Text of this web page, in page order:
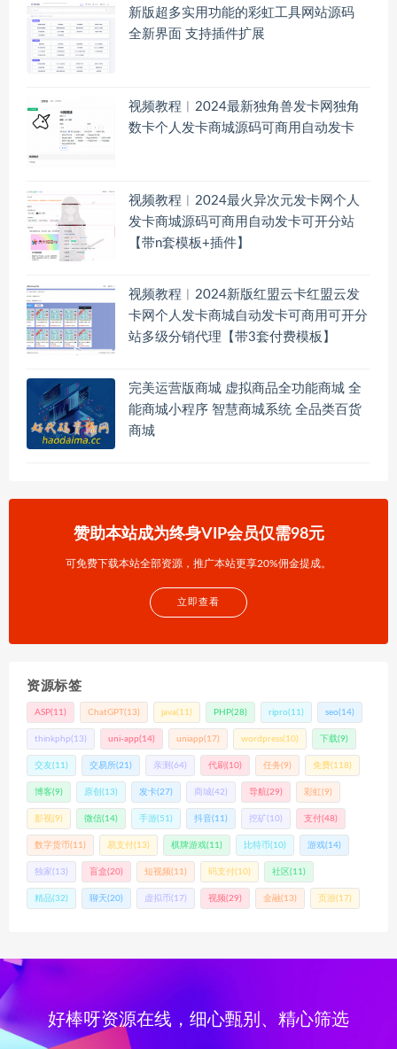
新版超多实用功能的彩虹工具网站源码
全新界面 支持插件扩展
视频教程︱2024最新独角兽发卡网独角
数卡个人发卡商城源码可商用自动发卡
视频教程︱2024最火异次元发卡网个人
发卡商城源码可商用自动发卡可开分站
【带n套模板+插件】
视频教程︱2024新版红盟云卡红盟云发
卡网个人发卡商城自动发卡可商用可开分
站多级分销代理【带3套付费模板】
完美运营版商城 虚拟商品全功能商城 全
能商城小程序 智慧商城系统 全品类百货
商城
赞助本站成为终身VIP会员仅需98元
可免费下载本站全部资源，推广本站更享20%佣金提成。
立即查看
资源标签
ASP(11) ChatGPT(13) java(11) PHP(28) ripro(11) seo(14)
thinkphp(13) uni-app(14) uniapp(17) wordpress(10) 下载(9)
交友(11) 交易所(21) 亲测 (64) 代刷 (10) 任务(9) 免费(118)
博客(9) 原创 (13) 发卡(27) 商城(42) 导航(29) 彩虹(9)
影视(9) 微信(14) 手游(51) 抖音(11) 挖矿(10) 支付(48)
数字货币(11) 易支付(13) 棋牌游戏(11) 比特币(10) 游戏(14)
独家(13) 盲盒(20) 短视频(11) 码支付(10) 社区(11)
精品(32) 聊天(20) 虚拟币(17) 视频(29) 金融(13) 页游(17)
好棒呀资源在线，细心甄别、精心筛选